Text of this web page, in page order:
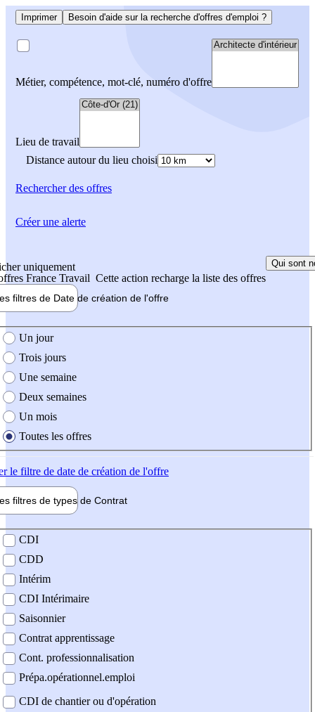
Imprimer Besoin d'aide sur la recherche d'offres d'emploi ?
Métier, compétence, mot-clé, numéro d'offre
Lieu de travail
Distance autour du lieu choisi
Rechercherdes offres
uniquement
France Travail Cette action recharge la liste des offres
Qui sont
filtres de Date de création de l'offre
création de l'offre
Un jour
Trois jours
Une semaine
Deux semaines
Un mois
Toutes les offres
le filtre de date de création de l'offre
filtres de types de Contrat
contrat
CDI
CDD
Intérim
CDI Intérimaire
Saisonnier
Contrat apprentissage
Cont. professionnalisation
Prépa.opérationnel.emploi
CDI de chantier ou d'opération
Créer une alerte